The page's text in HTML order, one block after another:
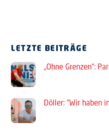
LETZTE BEITRÄGE
„Ohne Grenzen“:
Döller: “Wir haben